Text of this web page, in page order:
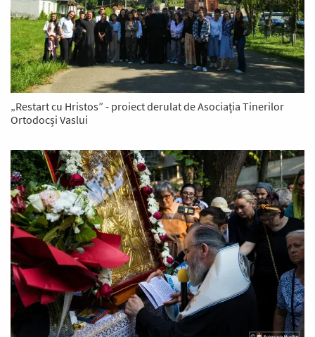
„Restart cu Hristos” - proiect derulat de Asociația Tinerilor
Ortodocși Vaslui